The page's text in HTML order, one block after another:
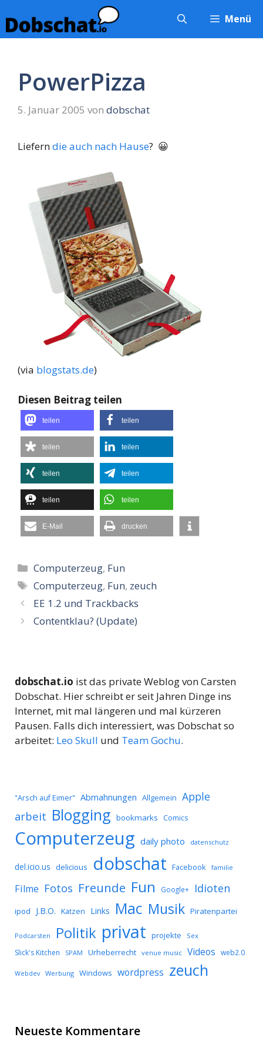
Inhalt
springen
Menü
PowerPizza
5. Januar 2005 von dobschat
Lieferndie auch nach Hause? 😀
(via blogstats.de)
Diesen Beitrag teilen
teilen teilen
teilen teilen
teilen teilen
teilen teilen
E-Mail drucken
Kategorien
Computerzeug, Fun
Schlagwörter
Computerzeug, Fun, zeuch
EE 1.2 und Trackbacks
Contentklau? (Update)
dobschat.io ist das private Weblog von Carsten
Dobschat. Hier schreibt er seit Jahren Dinge ins
Internet, mit mal längeren und mal kürzeren
Pausen. Falls dich interessiert, was Dobschat so
arbeitet: Leo Skull und Team Gochu.
"Arsch auf Eimer" Abmahnungen Allgemein Apple
arbeit Blogging bookmarks Comics
Computerzeug daily photo datenschutz
del.icio.us delicious dobschat Facebook familie
Filme Fotos Freunde Fun Google+ Idioten
ipod J.B.O. Katzen Links Mac Musik Piratenpartei
Podcarsten Politik privat projekte Sex
Slick's Kitchen SPAM Urheberrecht venue music Videos web2.0
Webdev Werbung Windows wordpress zeuch
Neueste Kommentare